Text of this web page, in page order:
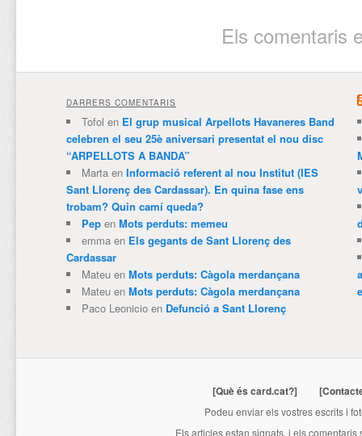
Els comentaris
DARRERS COMENTARIS
Tofol en El grup musical Arpellots Havaneres Band
celebren el seu 25è aniversari presentat el nou disc
“ARPELLOTS A BANDA”
Martaen Informació referent al nou Institut (IES
Sant Llorenç des Cardassar). En quina fase ens
trobam? Quin camí queda?
Pepen Mots perduts: memeu
emmaen Els gegants de Sant Llorenç des
Cardassar
Mateuen Mots perduts: Càgola merdançana
Mateuen Mots perduts: Càgola merdançana
Paco Leonicioen Defunció a Sant Llorenç
[Què és card.cat?]
Podeu enviar els vostres escrits i
Els articles estan signats, i els